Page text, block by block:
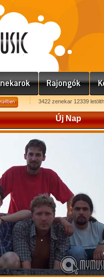
3422 zenekar 12339
Új Nap